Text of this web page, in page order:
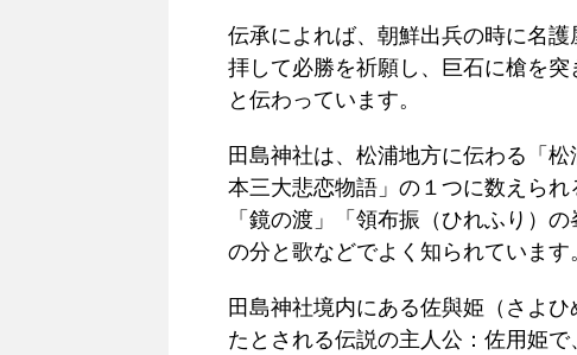
伝承によれば、朝鮮出兵の時に名
拝して必勝を祈願し、巨石に槍を
と伝わっています。
田島神社は、松浦地方に伝わる「
本三大悲恋物語」の１つに数えら
「鏡の渡」「領布振（ひれふり）
の分と歌などでよく知られています
田島神社境内にある佐與姫（さよ
たとされる伝説の主人公：佐用姫